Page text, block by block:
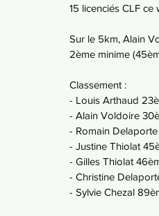
15 licenciés CLF
Sur le 5km, Alain
2ème minime
Classement :
- Louis Arthaud
- Alain Voldoire
- Romain
- Justine Thiolat
- Gilles Thiolat
- Christine
- Sylvie Chezal